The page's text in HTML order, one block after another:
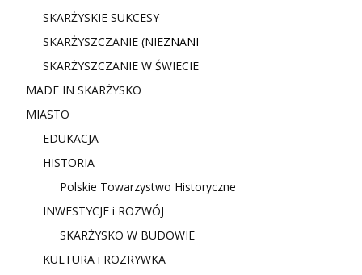
SKARŻYSKIE SUKCESY
SKARŻYSZCZANIE (NIEZNANI
SKARŻYSZCZANIE W ŚWIECIE
MADE IN SKARŻYSKO
MIASTO
EDUKACJA
HISTORIA
Polskie Towarzystwo Historyczne
INWESTYCJE i ROZWÓJ
SKARŻYSKO W BUDOWIE
KULTURA i ROZRYWKA